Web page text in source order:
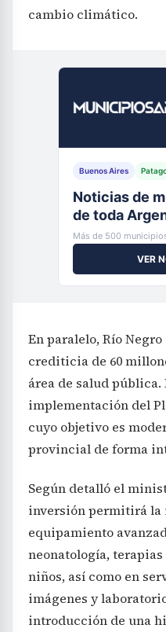
cambio climático.
Buenos Aires
Noticias de
de toda
Más de 500
VER
En paralelo, Río
crediticia de 60
área de salud
implementación del
cuyo objetivo es
provincial de forma
Según detalló el
inversión permitirá la
equipamiento
neonatología,
niños, así como en
imágenes y
introducción de una